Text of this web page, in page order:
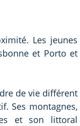
Les jeunes
et Porto et
de vie différent
Ses montagnes,
et son littoral